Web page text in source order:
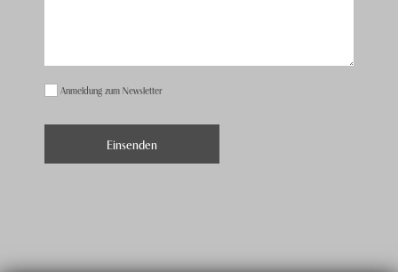
Anmeldung zum Newsletter